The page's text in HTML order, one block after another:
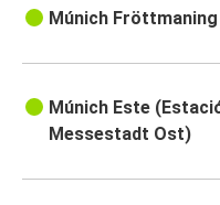
Múnich Fröttmaning
Múnich Este
Messestadt Ost)